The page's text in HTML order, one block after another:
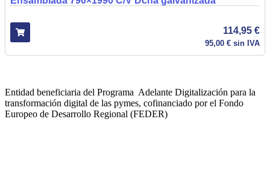
114,95 €
95,00 € sin IVA
Entidad beneficiaria del Programa Adelante Digitalización para la
transformación digital de las pymes, cofinanciado por el Fondo
Europeo de Desarrollo Regional (FEDER)